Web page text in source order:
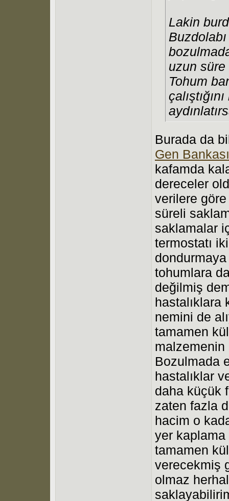
Lakin
uzun
Tohum
Burada da
Gen Bankası
kafamda
dereceler
verilere
süreli
saklamalar
termostatı
tohumlara
değilmiş
hastalıklara
nemini de
tamamen
malzemenin
Bozulmada
hastalıklar
daha küçük
zaten fazla
hacim o
yer
tamamen
verecekmiş
olmaz